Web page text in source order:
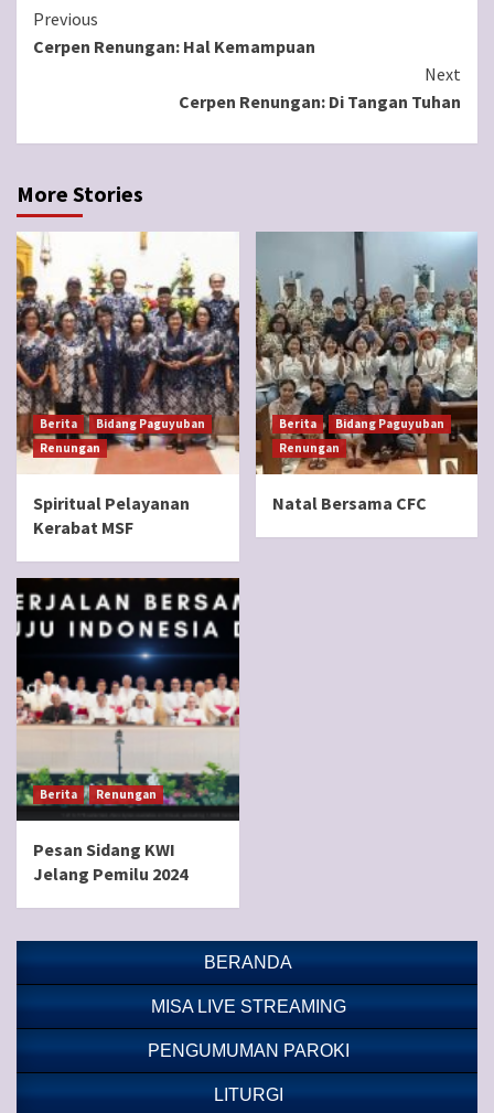
Continue
Reading
Previous
Cerpen Renungan: Hal Kemampuan
Next
Cerpen Renungan: Di Tangan Tuhan
More Stories
Berita
Bidang Paguyuban
Renungan
Spiritual Pelayanan
Kerabat MSF
Berita
Bidang Paguyuban
Renungan
Natal Bersama CFC
Berita Renungan
Pesan Sidang KWI
Jelang Pemilu 2024
BERANDA
MISA LIVE STREAMING
PENGUMUMAN PAROKI
LITURGI